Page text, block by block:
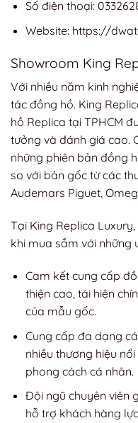
Số điện thoại:
Website: https://
Showroom King
Với nhiều năm kinh
tác đồng hồ. King
hồ Replica tại TPHCM
tưởng và đánh giá cao.
những phiên bản đồng
so với bản gốc từ các
Audemars Piguet,
Tại King Replica
khi mua sắm với những
Cam kết cung cấp
thiện cao, tái hiện
của mẫu gốc.
Cung cấp đa dạng
nhiều thương hiệu
phong cách cá nhân.
Đội ngũ chuyên viên
hỗ trợ khách hàng